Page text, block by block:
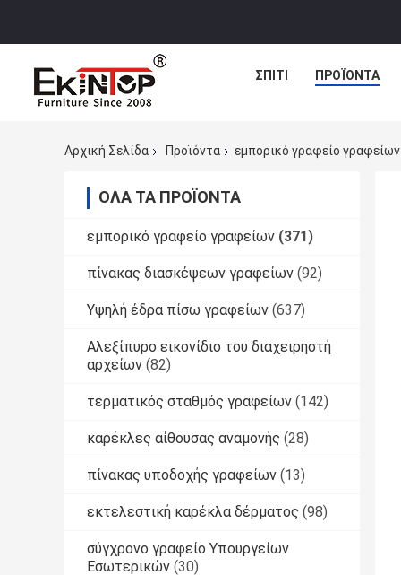
ΣΠΊΤΙ ΠΡΟΪΌΝΤΑ
Αρχική Σελίδα Προϊόντα εμπορικό γραφείο γραφείων
ΌΛΑ ΤΑ ΠΡΟΪΌΝΤΑ
εμπορικό γραφείο γραφείων (371)
πίνακας διασκέψεων γραφείων (92)
Υψηλή έδρα πίσω γραφείων (637)
Αλεξίπυρο εικονίδιο του διαχειρηστή
αρχείων (82)
τερματικός σταθμός γραφείων (142)
καρέκλες αίθουσας αναμονής (28)
πίνακας υποδοχής γραφείων (13)
εκτελεστική καρέκλα δέρματος (98)
σύγχρονο γραφείο Υπουργείων
Εσωτερικών (30)